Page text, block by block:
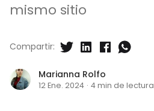
mismo sitio
Marianna Rolfo
12 Ene. 2024 · 4 min de lectura
Compartir: